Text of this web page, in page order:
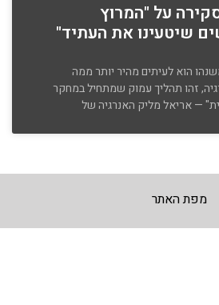
על "המרוץ
שיטעינו את העתיד"
הוא לעיתים מהיר יותר ממה
זהו תהליך עמוק שמתחיל במחקר
— אריאל מליק האנרגיה של
מפת האתר